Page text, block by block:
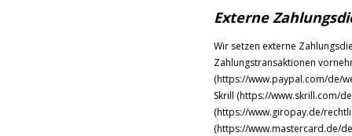
Externe
Wir setzen externe
Zahlungstransaktionen
(https://www.paypal.com/de/
Skrill (https://www.skrill.com/
(https://www.giropay.de/
(https://www.mastercard.de/